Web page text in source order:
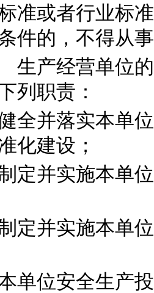
准或者行业标
件的，不得从
生产经营单位
列职责：
全并落实本单
化建设；
定并实施本单
定并实施本单
单位安全生产